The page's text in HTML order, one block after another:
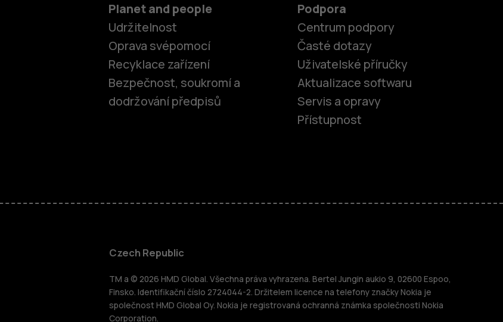
Chytré telefony
Tlačítkové telefony
Planet and people
Udržitelnost
Oprava svépomocí
Recyklace zařízení
Bezpečnost, soukromí a
dodržování předpisů
Podpora
Centrum podpory
Časté dotazy
Uživatelské příručky
Aktualizace softwaru
Servis a opravy
Přístupnost
Czech Republic
TM a © 2026 HMD Global. Všechna práva vyhrazena. Bertel Jungin aukio 9, 02600 Espoo,
Finsko. Identifikační číslo 2724044-2. Držitelem licence na telefony značky Nokia je
společnost HMD Global Oy. Nokia je registrovaná ochranná známka společnosti Nokia
Corporation.